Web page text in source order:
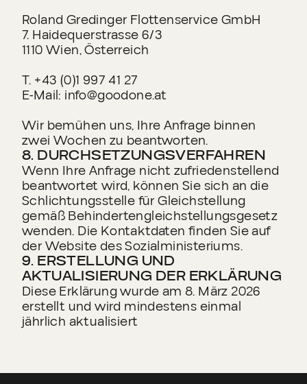
Roland Gredinger Flottenservice GmbH
7. Haidequerstrasse 6/3
1110 Wien, Österreich
T. +43 (0)1 997 41 27
E-Mail: info@goodone.at
Wir bemühen uns, Ihre Anfrage binnen
zwei Wochen zu beantworten.
8. DURCHSETZUNGSVERFAHREN
Wenn Ihre Anfrage nicht zufriedenstellend
beantwortet wird, können Sie sich an die
Schlichtungsstelle für Gleichstellung
gemäß Behindertengleichstellungsgesetz
wenden. Die Kontaktdaten finden Sie auf
der Website des Sozialministeriums.
9. ERSTELLUNG UND
AKTUALISIERUNG DER ERKLÄRUNG
Diese Erklärung wurde am 8. März 2026
erstellt und wird mindestens einmal
jährlich aktualisiert​